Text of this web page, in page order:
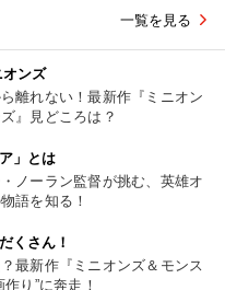
一覧を見る
ンズ
離れない！最新作『ミニオン
』見どころは？
」とは
ノーラン監督が挑む、英雄オ
語を知る！
くさん！
最新作『ミニオンズ＆モンス
り”に奔走！